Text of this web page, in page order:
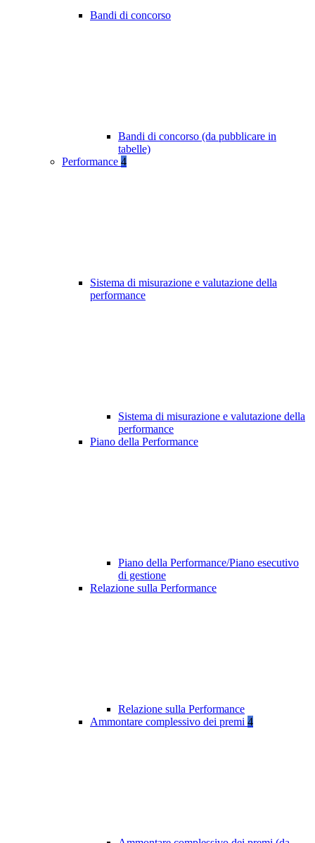
Bandi di concorso
Bandi di concorso (da pubblicare in
tabelle)
Performance 4
Sistema di misurazione e valutazione della
performance
Sistema di misurazione e valutazione della
performance
Piano della Performance
Piano della Performance/Piano esecutivo
di gestione
Relazione sulla Performance
Relazione sulla Performance
Ammontare complessivo dei premi 4